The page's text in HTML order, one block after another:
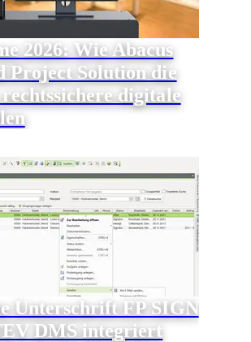
2026: Wie Abacus
Project Solution die
digitale
Unterschrift FP SIGN
DMS integriert